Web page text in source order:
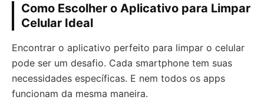
Como Escolher o Aplicativo para Limpar
Celular Ideal
Encontrar o aplicativo perfeito para limpar o celular
pode ser um desafio. Cada smartphone tem suas
necessidades específicas. E nem todos os apps
funcionam da mesma maneira.